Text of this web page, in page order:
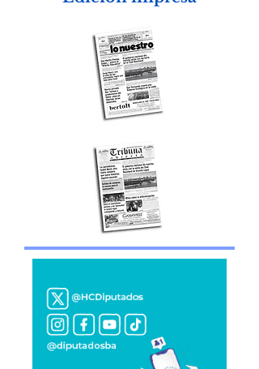
Monteverde 3297 - Olivos |
diariolonuestro@gmail.com
Diseño Web. Marcelo Fontana desing
Redactor Especial:Fernando Gañete
Blasco
Edición impresa